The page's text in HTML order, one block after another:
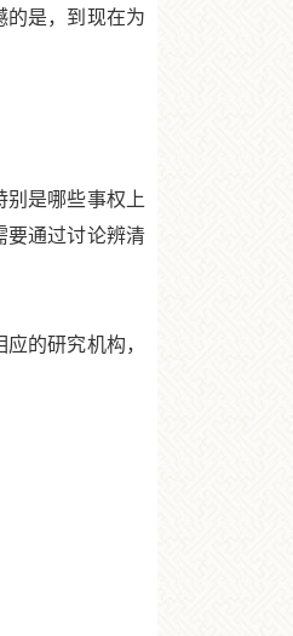
是，到现在为
是哪些事权上
要通过讨论辨清
的研究机构，